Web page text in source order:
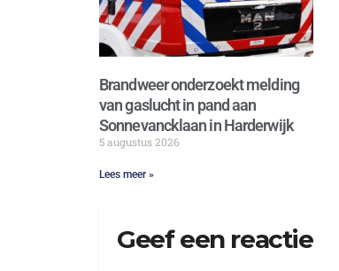
Brandweer onderzoekt melding
van gaslucht in pand aan
Sonnevancklaan in Harderwijk
5 augustus 2026
Lees meer »
Geef een reactie